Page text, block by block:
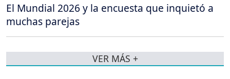
El Mundial 2026 y la encuesta que inquietó a
muchas parejas
VER MÁS +